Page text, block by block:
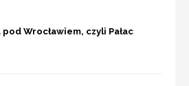
Wrocławiem, czyli Pałac